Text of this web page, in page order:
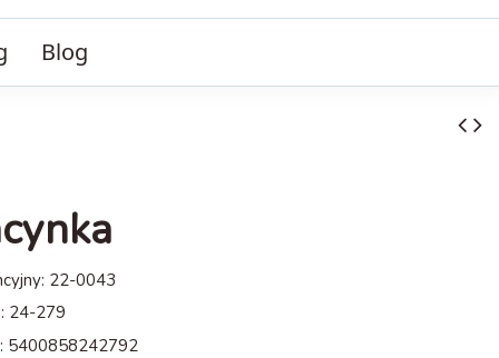
Blog
22-0043
24-279
5400858242792